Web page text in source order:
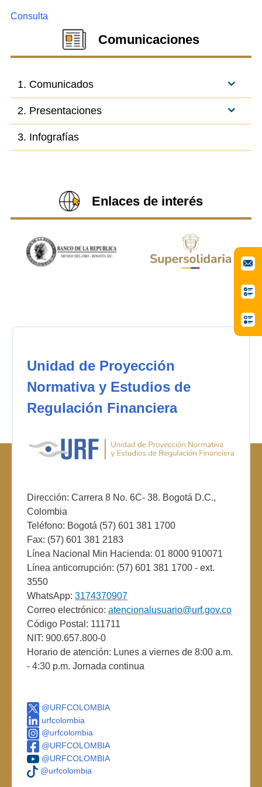
Consulta
Comunicaciones
1. Comunicados
2. Presentaciones
3. Infografías
Enlaces de interés
Unidad de Proyección
Normativa y Estudios de
Regulación Financiera
Dirección: Carrera 8 No. 6C- 38. Bogotá D.C.,
Colombia
Teléfono: Bogotá (57) 601 381 1700
Fax: (57) 601 381 2183
Línea Nacional Min Hacienda: 01 8000 910071
Línea anticorrupción: (57) 601 381 1700 - ext.
3550
WhatsApp: 3174370907
Correo electrónico: atencionalusuario@urf.gov.co
Código Postal: 111711
NIT: 900.657.800-0
Horario de atención: Lunes a viernes de 8:00 a.m.
- 4:30 p.m. Jornada continua
@URFCOLOMBIA
urfcolombia
@urfcolombia
@URFCOLOMBIA
@URFCOLOMBIA
@urfcolombia